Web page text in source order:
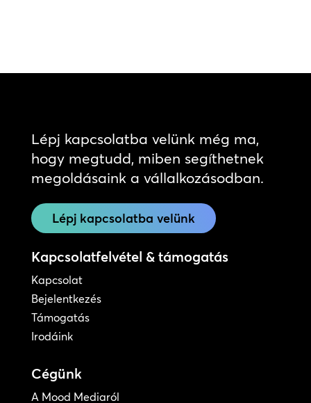
Lépj kapcsolatba velünk még ma,
hogy megtudd, miben segíthetnek
megoldásaink a vállalkozásodban.
Lépj kapcsolatba velünk
Kapcsolatfelvétel & támogatás
Kapcsolat
Bejelentkezés
Támogatás
Irodáink
Cégünk
A Mood Mediaról